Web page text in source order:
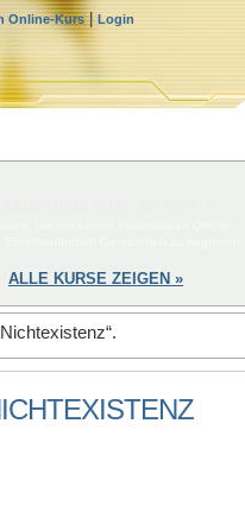
Online-Kurs | Login
ALLE KURSE ZEIGEN »